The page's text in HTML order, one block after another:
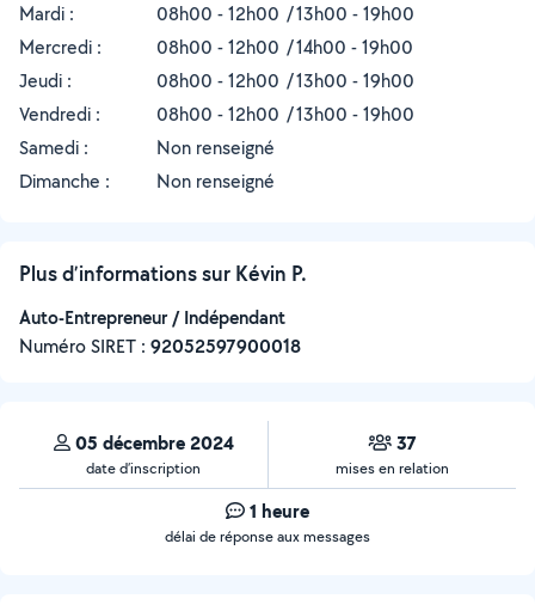
Mardi :
08h00 - 12h00
13h00 - 19h00
Mercredi :
08h00 - 12h00
14h00 - 19h00
Jeudi :
08h00 - 12h00
13h00 - 19h00
Vendredi :
08h00 - 12h00
13h00 - 19h00
Samedi :
Non renseigné
Dimanche :
Non renseigné
Plus d’informations sur Kévin P.
Auto-Entrepreneur / Indépendant
Numéro SIRET : ‍92052597900018
05 décembre 2024
date d’inscription
37
mises en relation
1 heure
délai de réponse aux messages